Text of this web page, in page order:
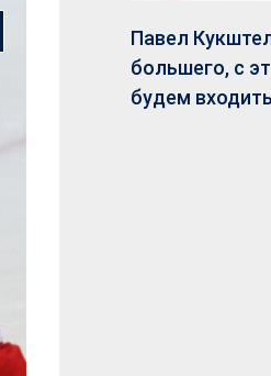
Павел
большего, с
будем